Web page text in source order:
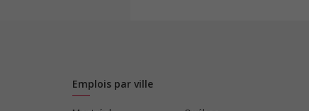
Emplois par ville